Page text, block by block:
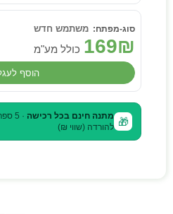
משתמש חדש
169₪ כולל מע"מ
הוסף
🎁 מתנה חינם בכל רכישה
להורדה (שווי ₪)